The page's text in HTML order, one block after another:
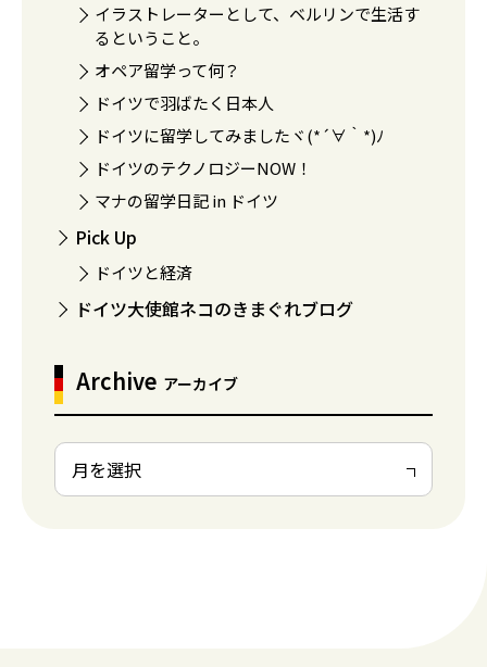
イラストレーターとして、ベルリンで生活す
るということ。
オペア留学って何？
ドイツで羽ばたく日本人
ドイツに留学してみましたヾ(*´∀｀*)ﾉ
ドイツのテクノロジーNOW！
マナの留学日記 in ドイツ
Pick Up
ドイツと経済
ドイツ大使館ネコのきまぐれブログ
Archive アーカイブ